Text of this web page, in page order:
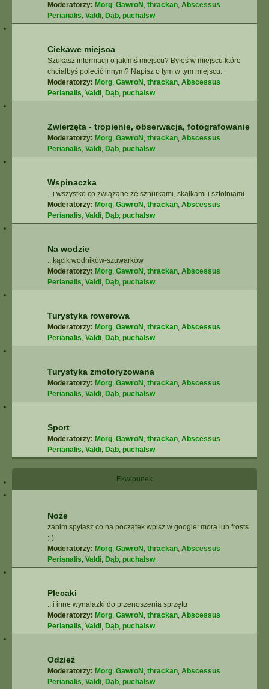
Moderatorzy: Morg, GawroN , thrackan, Abscessus
Perianalis, Valdi, Dąb, puchalsw
Ciekawe miejsca
Szukasz informacji o jakimś miejscu? Byłeś w miejscu które
chciałbyś polecić innym? Napisz o tym w tym miejscu.
Moderatorzy: Morg, GawroN , thrackan, Abscessus
Perianalis, Valdi, Dąb, puchalsw
Zwierzęta - tropienie, obserwacja, fotografowanie
Moderatorzy: Morg, GawroN , thrackan, Abscessus
Perianalis, Valdi, Dąb, puchalsw
Wspinaczka
...i wszystko co związane ze sznurkami, skałkami i sztolniami
Moderatorzy: Morg, GawroN , thrackan, Abscessus
Perianalis, Valdi, Dąb, puchalsw
Na wodzie
...kącik wodników-szuwarków
Moderatorzy: Morg, GawroN , thrackan, Abscessus
Perianalis, Valdi, Dąb, puchalsw
Turystyka rowerowa
Moderatorzy: Morg, GawroN , thrackan, Abscessus
Perianalis, Valdi, Dąb, puchalsw
Turystyka zmotoryzowana
Moderatorzy: Morg, GawroN , thrackan, Abscessus
Perianalis, Valdi, Dąb, puchalsw
Sport
Moderatorzy: Morg, GawroN , thrackan, Abscessus
Perianalis, Valdi, Dąb, puchalsw
Ekwipunek
Noże
zanim spytasz co na początek wpisz w google: mora lub frosts
;-)
Moderatorzy: Morg, GawroN , thrackan, Abscessus
Perianalis, Valdi, Dąb, puchalsw
Plecaki
...i inne wynalazki do przenoszenia sprzętu
Moderatorzy: Morg, GawroN , thrackan, Abscessus
Perianalis, Valdi, Dąb, puchalsw
Odzież
Moderatorzy: Morg, GawroN , thrackan, Abscessus
Perianalis, Valdi, Dąb, puchalsw